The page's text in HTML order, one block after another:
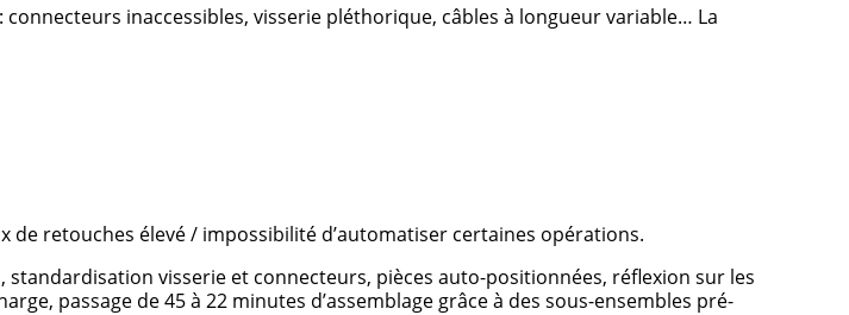
inaccessibles, visserie pléthorique, câbles à longueur variable… La
retouches élevé / impossibilité d’automatiser certaines opérations.
visserie et connecteurs, pièces auto-positionnées, réflexion sur les
passage de 45 à 22 minutes d’assemblage grâce à des sous-ensembles pré-